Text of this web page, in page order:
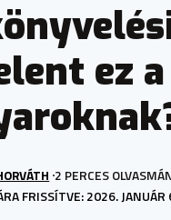
ez
FRISSÍTVE: 2026.
2 PERCES